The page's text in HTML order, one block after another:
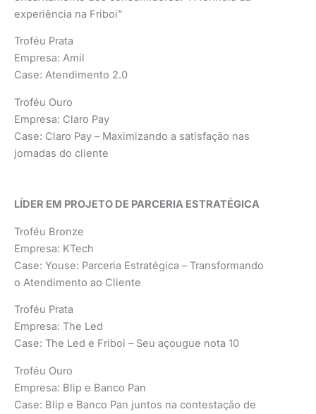
experiência na Friboi”
Troféu Prata
Empresa: Amil
Case: Atendimento 2.0
Troféu Ouro
Empresa: Claro Pay
Case: Claro Pay – Maximizando a satisfação nas
jornadas do cliente
LÍDER EM PROJETO DE PARCERIA ESTRATÉGICA
Troféu Bronze
Empresa: KTech
Case: Youse: Parceria Estratégica – Transformando
o Atendimento ao Cliente
Troféu Prata
Empresa: The Led
Case: The Led e Friboi – Seu açougue nota 10
Troféu Ouro
Empresa: Blip e Banco Pan
Case: Blip e Banco Pan juntos na contestação de